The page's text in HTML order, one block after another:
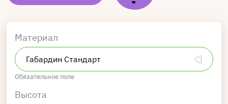
Материал
Обязательное поле
Высота